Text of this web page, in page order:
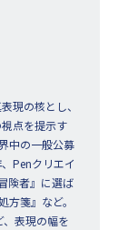
現の核とし、
点を提示す
中の一般公募
Penクリエイ
険者』に選ば
箋』など。
表現の幅を